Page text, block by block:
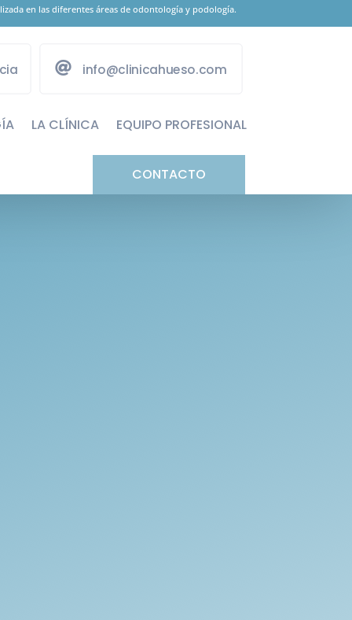
en las diferentes áreas de odontología y podología.
info@clinicahueso.com
LA CLÍNICA EQUIPO PROFESIONAL
CONTACTO